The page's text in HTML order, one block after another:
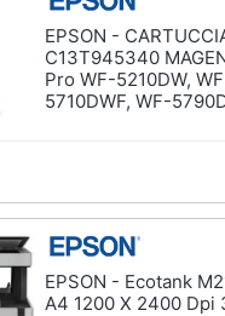
EPSON -
C13T945340
Pro WF-5210DW,
5710DWF, WF-
EPSON - Ecotank
A4 1200 X 2400 Dpi